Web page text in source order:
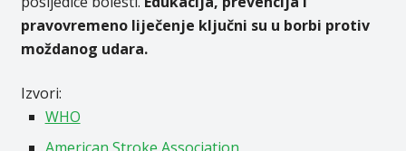
pravovremeno liječenje ključni su u borbi protiv
moždanog udara.
Izvori:
WHO